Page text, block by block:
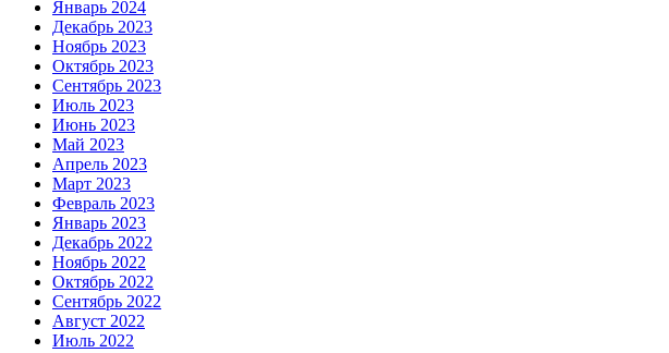
Январь 2024
Декабрь 2023
Ноябрь 2023
Октябрь 2023
Сентябрь 2023
Июль 2023
Июнь 2023
Май 2023
Апрель 2023
Март 2023
Февраль 2023
Январь 2023
Декабрь 2022
Ноябрь 2022
Октябрь 2022
Сентябрь 2022
Август 2022
Июль 2022